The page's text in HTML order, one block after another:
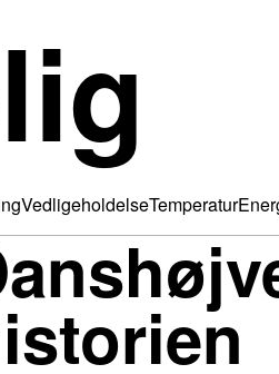
VedligeholdelseTemperatur